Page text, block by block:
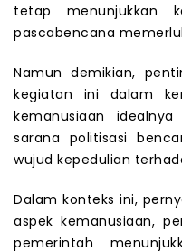
tetap menunjukkan
pascabencana
Namun demikian,
kegiatan ini dalam
kemanusiaan
sarana politisasi
wujud kepedulian
Dalam konteks ini,
aspek kemanusiaan,
pemerintah